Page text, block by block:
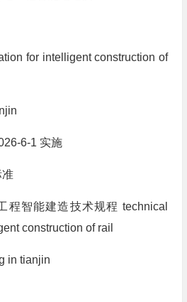
for intelligent construction of
6-1 实施
准
程智能建造技术规程 technical
construction of rail
in tianjin